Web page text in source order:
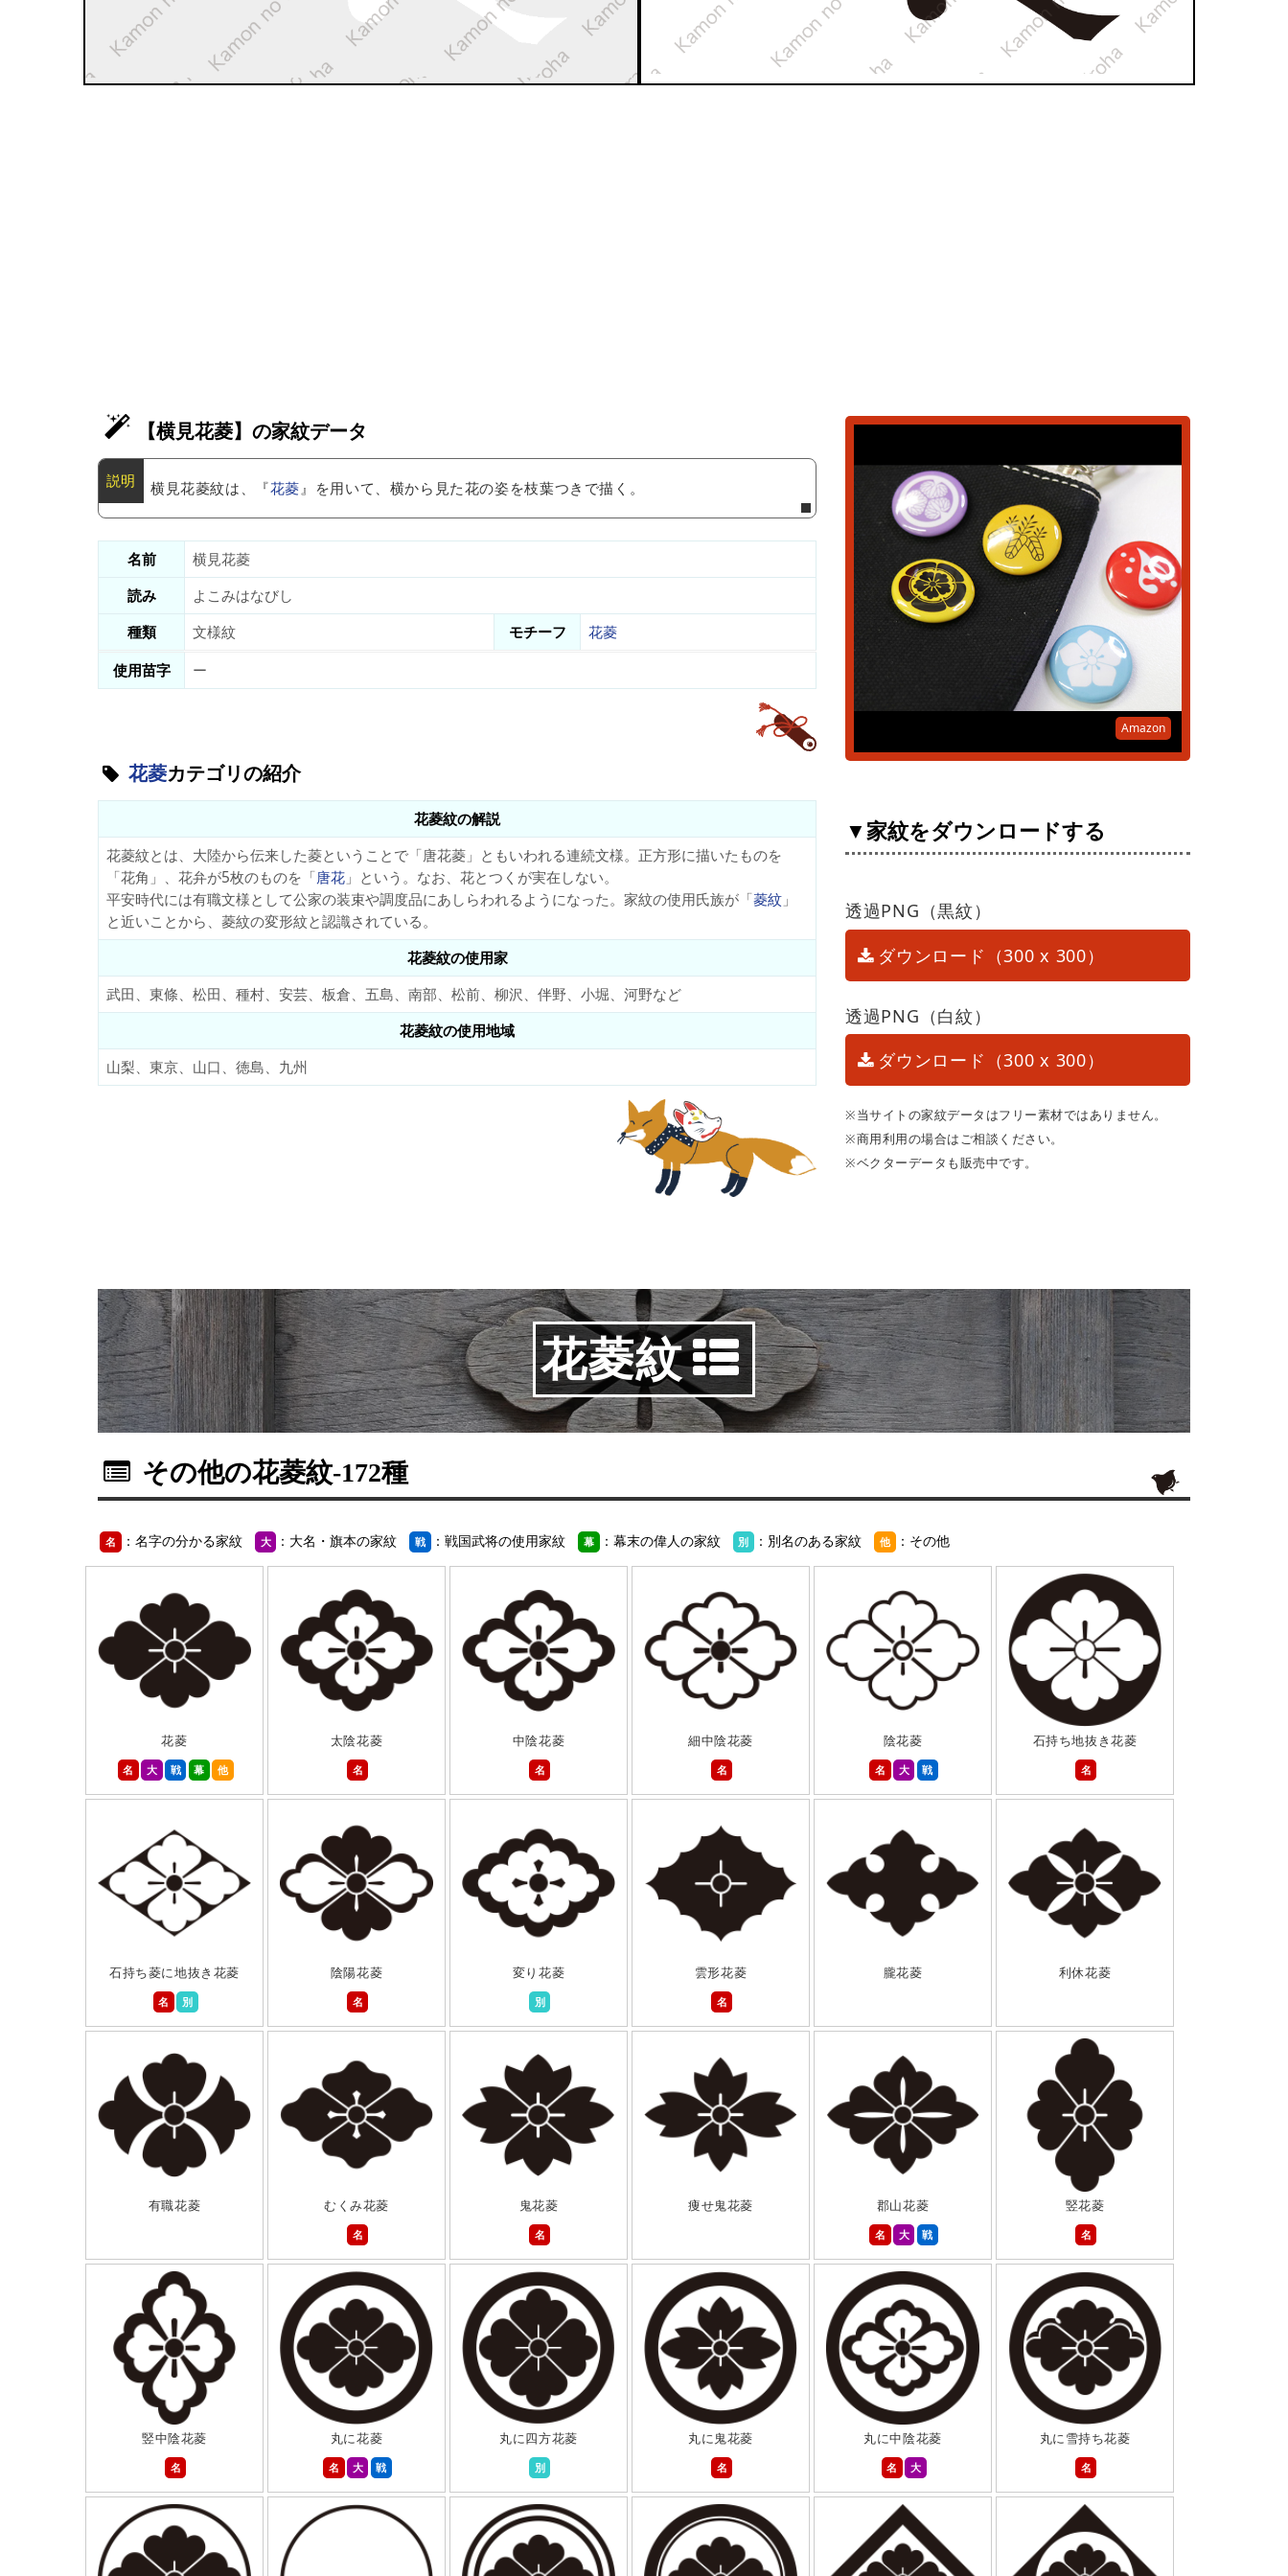
【横見花菱】の家紋データ
横見花菱紋は、『花菱』を用いて、横から見た花の姿を枝葉つきで描く。
名前
横見花菱
読み
よこみはなびし
種類
文様紋 モチーフ
花菱
使用苗字
ー
花菱カテゴリの紹介
花菱紋の解説
花菱紋とは、大陸から伝来した菱ということで「唐花菱」ともいわれる連続文様。正方形に描いたものを
「花角 」、花弁が5枚のものを「唐花」という。なお、花とつくが実在しない。
平安時代には有職文様として公家の装束や調度品にあしらわれるようになった。家紋の使用氏族が「菱紋」
と近いことから、菱紋の変形紋と認識されている。
花菱紋の使用家
武田、東條、松田、種村、安芸、板倉、五島、南部、松前、柳沢、伴野、小堀、河野など
花菱紋の使用地域
山梨、東京、山口、徳島、九州
Amazon
▼家紋をダウンロードする
透過PNG（黒紋）
ダウンロード（300 x 300）
透過PNG（白紋）
ダウンロード（300 x 300）
※当サイトの家紋データはフリー素材ではありません。
※商用利用の場合はご相談ください。
※ベクターデータも販売中です。
花菱紋
その他の花菱紋-172種
名 ：名字の分かる家紋 大 ：大名・旗本の家紋 戦 ：戦国武将の使用家紋 幕 ：幕末の偉人の家紋 別 ：別名のある家紋 他 ：その他
花菱
名
大 戦 幕 他
太陰花菱
名
中陰花菱
名
細中陰花菱
名
陰花菱
名
大 戦
石持ち地抜き花菱
名
石持ち菱に地抜き花菱
名
別
陰陽花菱
名
変り花菱
別
雲形花菱
名
朧花菱 利休花菱
有職花菱
むくみ花菱
名
鬼花菱
名
痩せ鬼花菱
郡山花菱
名
大 戦
竪花菱
名
竪中陰花菱
名
丸に花菱
名
大 戦
丸に四方花菱
別
丸に鬼花菱
名
丸に中陰花菱
名
大
丸に雪持ち花菱
名